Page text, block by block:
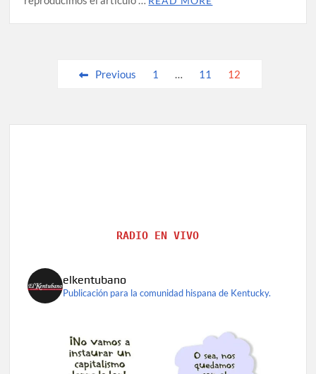
Previous 1 … 11 12
RADIO EN VIVO
elkentubano
Publicación para la comunidad hispana de Kentucky.